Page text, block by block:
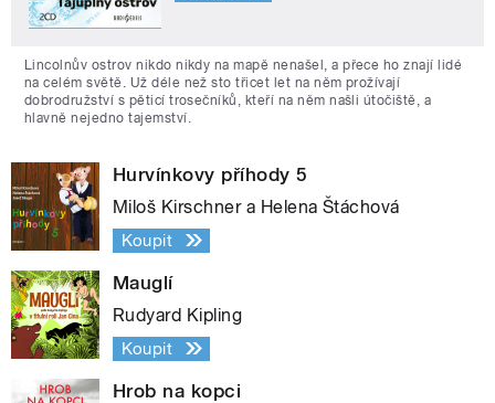
Lincolnův ostrov nikdo nikdy na mapě nenašel, a přece ho znají lidé
na celém světě. Už déle než sto třicet let na něm prožívají
dobrodružství s pěticí trosečníků, kteří na něm našli útočiště, a
hlavně nejedno tajemství.
Hurvínkovy příhody 5
Miloš Kirschner a Helena Štáchová
Koupit
Mauglí
Rudyard Kipling
Koupit
Hrob na kopci